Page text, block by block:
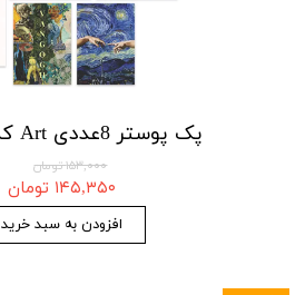
پک پوستر 8عددی Art کد atpack2
۱۵۳,۰۰۰ تومان
۱۴۵,۳۵۰ تومان
افزودن به سبد خرید